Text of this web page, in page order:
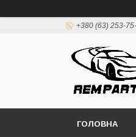
+380 (63) 253-
ГОЛОВНА